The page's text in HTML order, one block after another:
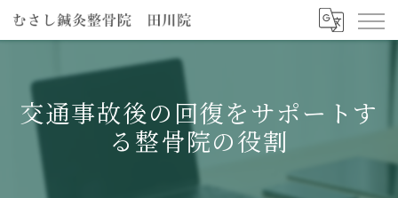
交通事故後の回復をサポートす
る整骨院の役割